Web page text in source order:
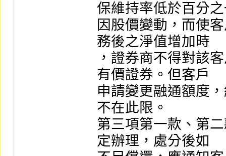
保維持率低於百分
因股價變動，而使
務後之淨值增加時
，證券商不得對該
有價證券。但客戶
申請變更融通額度
不在此限。
第三項第一款、第
定辦理，處分後如